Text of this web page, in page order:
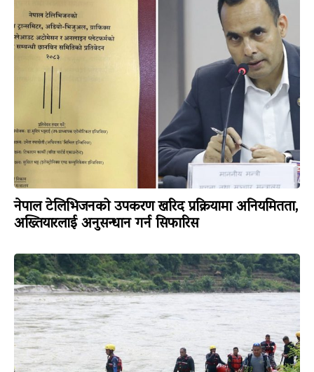
नेपाल टेलिभिजनको उपकरण खरिद प्रक्रियामा अनियमितता,
अख्तियारलाई अनुसन्धान गर्न सिफारिस